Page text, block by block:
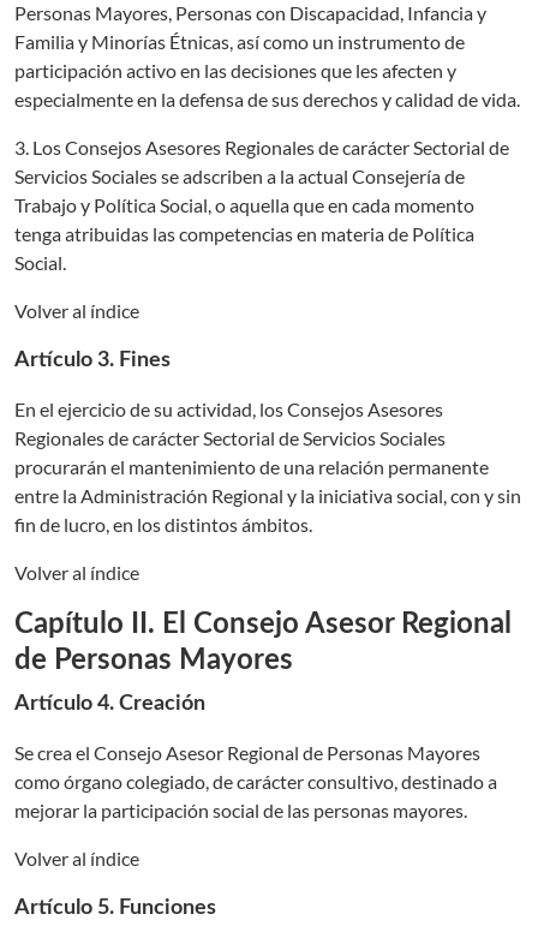
Personas Mayores, Personas con Discapacidad, Infancia y
Familia y Minorías Étnicas, así como un instrumento de
participación activo en las decisiones que les afecten y
especialmente en la defensa de sus derechos y calidad de vida.
3. Los Consejos Asesores Regionales de carácter Sectorial de
Servicios Sociales se adscriben a la actual Consejería de
Trabajo y Política Social, o aquella que en cada momento
tenga atribuidas las competencias en materia de Política
Social.
Volver al índice
Artículo 3. Fines
En el ejercicio de su actividad, los Consejos Asesores
Regionales de carácter Sectorial de Servicios Sociales
procurarán el mantenimiento de una relación permanente
entre la Administración Regional y la iniciativa social, con y sin
fin de lucro, en los distintos ámbitos.
Volver al índice
Capítulo II. El Consejo Asesor Regional
de Personas Mayores
Artículo 4. Creación
Se crea el Consejo Asesor Regional de Personas Mayores
como órgano colegiado, de carácter consultivo, destinado a
mejorar la participación social de las personas mayores.
Volver al índice
Artículo 5. Funciones